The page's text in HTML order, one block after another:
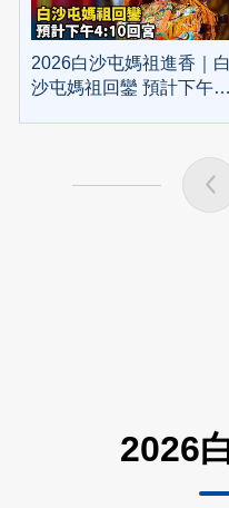
2026白沙屯媽祖進香｜白
沙屯媽祖回鑾 預計下午
2026